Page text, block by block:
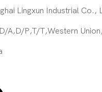
Lingxun Industrial Co.,
A,D/P,T/T,Western